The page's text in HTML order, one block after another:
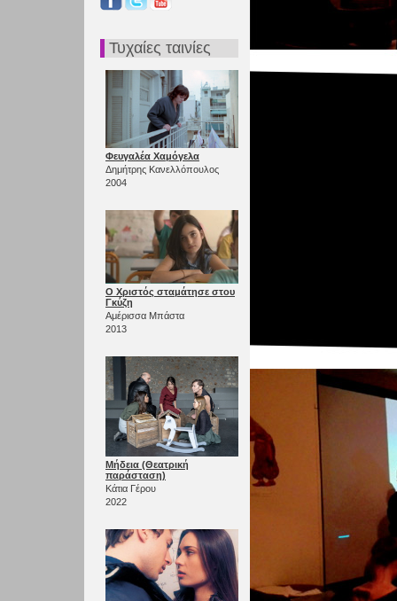
Τυχαίες ταινίες
Φευγαλέα Χαμόγελα
Δημήτρης Κανελλόπουλος
2004
Ο Χριστός σταμάτησε στου
Γκύζη
Αμέρισσα Μπάστα
2013
Μήδεια (Θεατρική
παράσταση)
Κάτια Γέρου
2022